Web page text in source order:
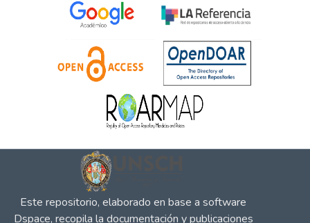
Este repositorio, elaborado en base a software
Dspace, recopila la documentación y publicaciones